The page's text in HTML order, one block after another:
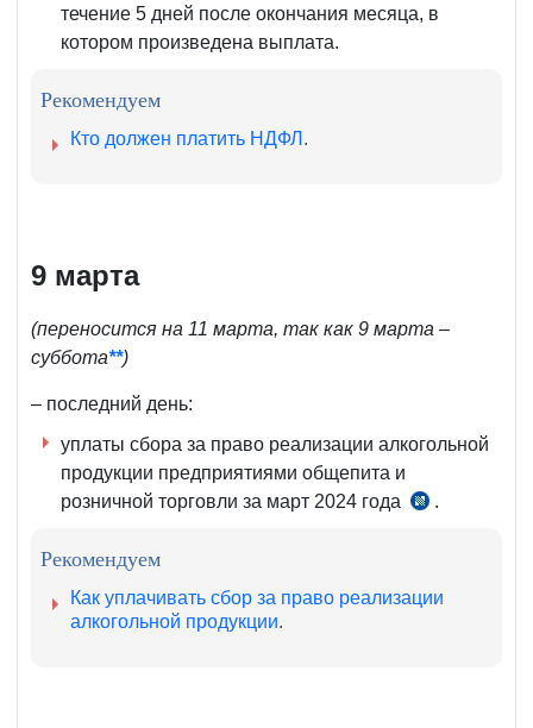
течение 5 дней после окончания месяца, в
котором произведена выплата.
Рекомендуем
Кто должен платить НДФЛ .
9 марта
(переносится на 11 марта, так как 9 марта –
суббота**)
– последний день:
уплаты сбора за право реализации алкогольной
продукции предприятиями общепита и
розничной торговли за март 2024 года
ч.
460
.
Рекомендуем
Как уплачивать сбор за право реализации
алкогольной продукции.